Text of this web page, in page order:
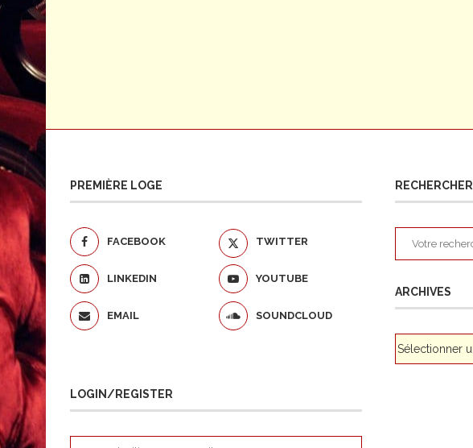
PREMIÈRE LOGE
FACEBOOK TWITTER
LINKEDIN YOUTUBE
EMAIL SOUNDCLOUD
LOGIN/REGISTER
RECHERCHER
ARCHIVES